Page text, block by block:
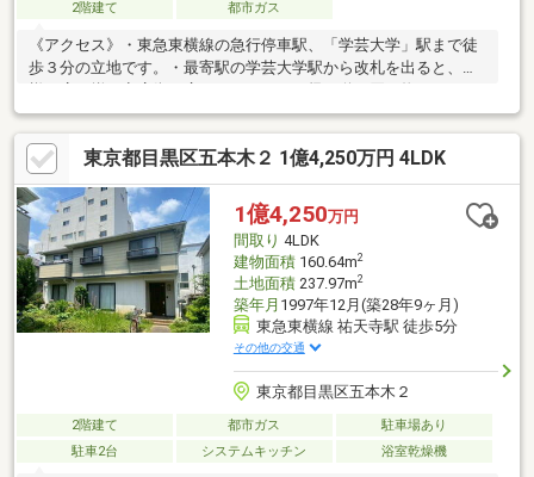
2階建て 都市ガス
《アクセス》・東急東横線の急行停車駅、「学芸大学」駅まで徒
歩３分の立地です。・最寄駅の学芸大学駅から改札を出ると、多
らご帰宅することも可能です。・オン・オフ問わず、ショッピン
グやグルメを愉しめる街「学芸大学」駅。駅周辺には、多彩なシ
ョップや飲食店が入っている商業施設があり、日常生活を快適に
サポートしてくれます。《周辺環境・立地条件》・現地は商店街
から一本入った場所に位置し、人通りは気になりません。・宅地
内は高低差のないフラットな地形です。《道路・方位等》・西
側・北側の角地です。採光・通風に優れ、開放感ある立地条件で
す。
東京都目黒区五本木２ 1億4,250万円 4LDK
1億4,250万円
間取り 4LDK
建物面積160.64m2
土地面積237.97m2
築年月 1997年12月(築28年9ヶ月)
東急東横線 祐天寺駅 徒歩5分
その他の交通
東京都目黒区五本木２
2階建て 都市ガス
駐車場あり
駐車2台
システムキッチン 浴室乾燥機